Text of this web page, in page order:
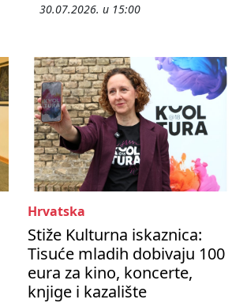
30.07.2026. u 15:00
Hrvatska
Stiže Kulturna iskaznica:
Tisuće mladih dobivaju 100
eura za kino, koncerte,
knjige i kazalište